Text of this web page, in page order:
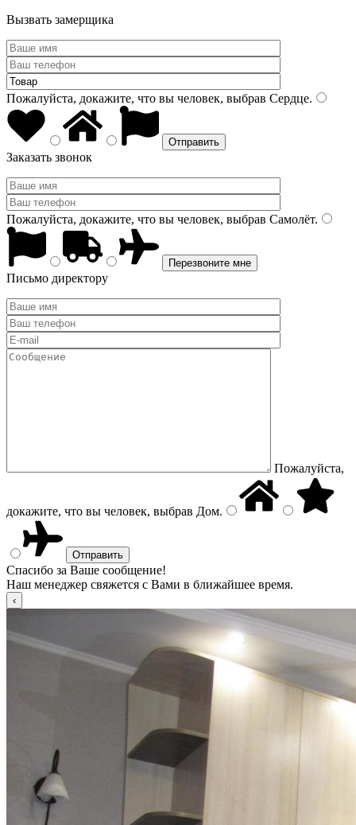
Вызвать замерщика
Пожалуйста, докажите, что вы человек, выбрав Сердце.
Заказать звонок
Пожалуйста, докажите, что вы человек, выбрав Самолёт.
Письмо директору
Пожалуйста,
докажите, что вы человек, выбрав Дом.
Спасибо за Ваше сообщение!
Наш менеджер свяжется с Вами в ближайшее время.